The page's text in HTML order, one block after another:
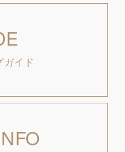
ガイド